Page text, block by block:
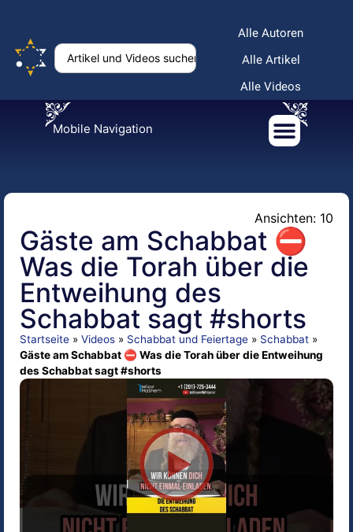
Alle Autoren
Alle Artikel
Alle Videos
Mobile Navigation
Ansichten: 10
Gäste am Schabbat ⛔
Was die Torah über die
Entweihung des
Schabbat sagt #shorts
Startseite » Videos » Schabbat und Feiertage » Schabbat »
Gäste am Schabbat ⛔ Was die Torah über die Entweihung
des Schabbat sagt #shorts